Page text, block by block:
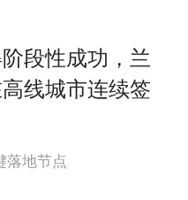
段性成功，兰
线城市连续签
落地节点